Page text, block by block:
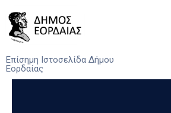
Επίσημη Ιστοσελίδα Δήμου
Εορδαίας
Ο